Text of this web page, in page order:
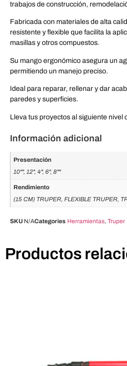
trabajos de construcción,
Fabricada con materiales de alta
resistente y flexible que facilita la
masillas y otros compuestos.
Su mango ergonómico asegura un
permitiendo un manejo preciso.
Ideal para reparar, rellenar y dar
paredes y superficies.
Lleva tus proyectos al siguiente nivel
Información adicional
Presentación
10"", 12", 4", 6", 8""
Rendimiento
(15 CM) TRUPER, FLEXIBLE TRUPER,
SKU N/ACategories Herramientas, Truper
Productos